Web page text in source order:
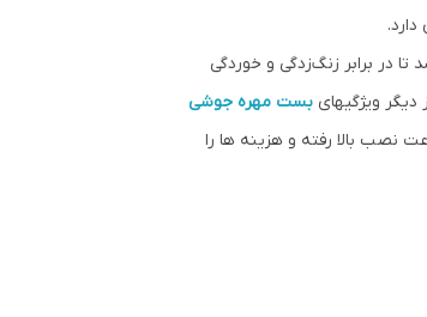
تا در برابر زنگ‌زدگی و خوردگی
ویژگیهای بست مهره جوشی
درصد ) سرعت نصب بالا رفته و هزینه ها را